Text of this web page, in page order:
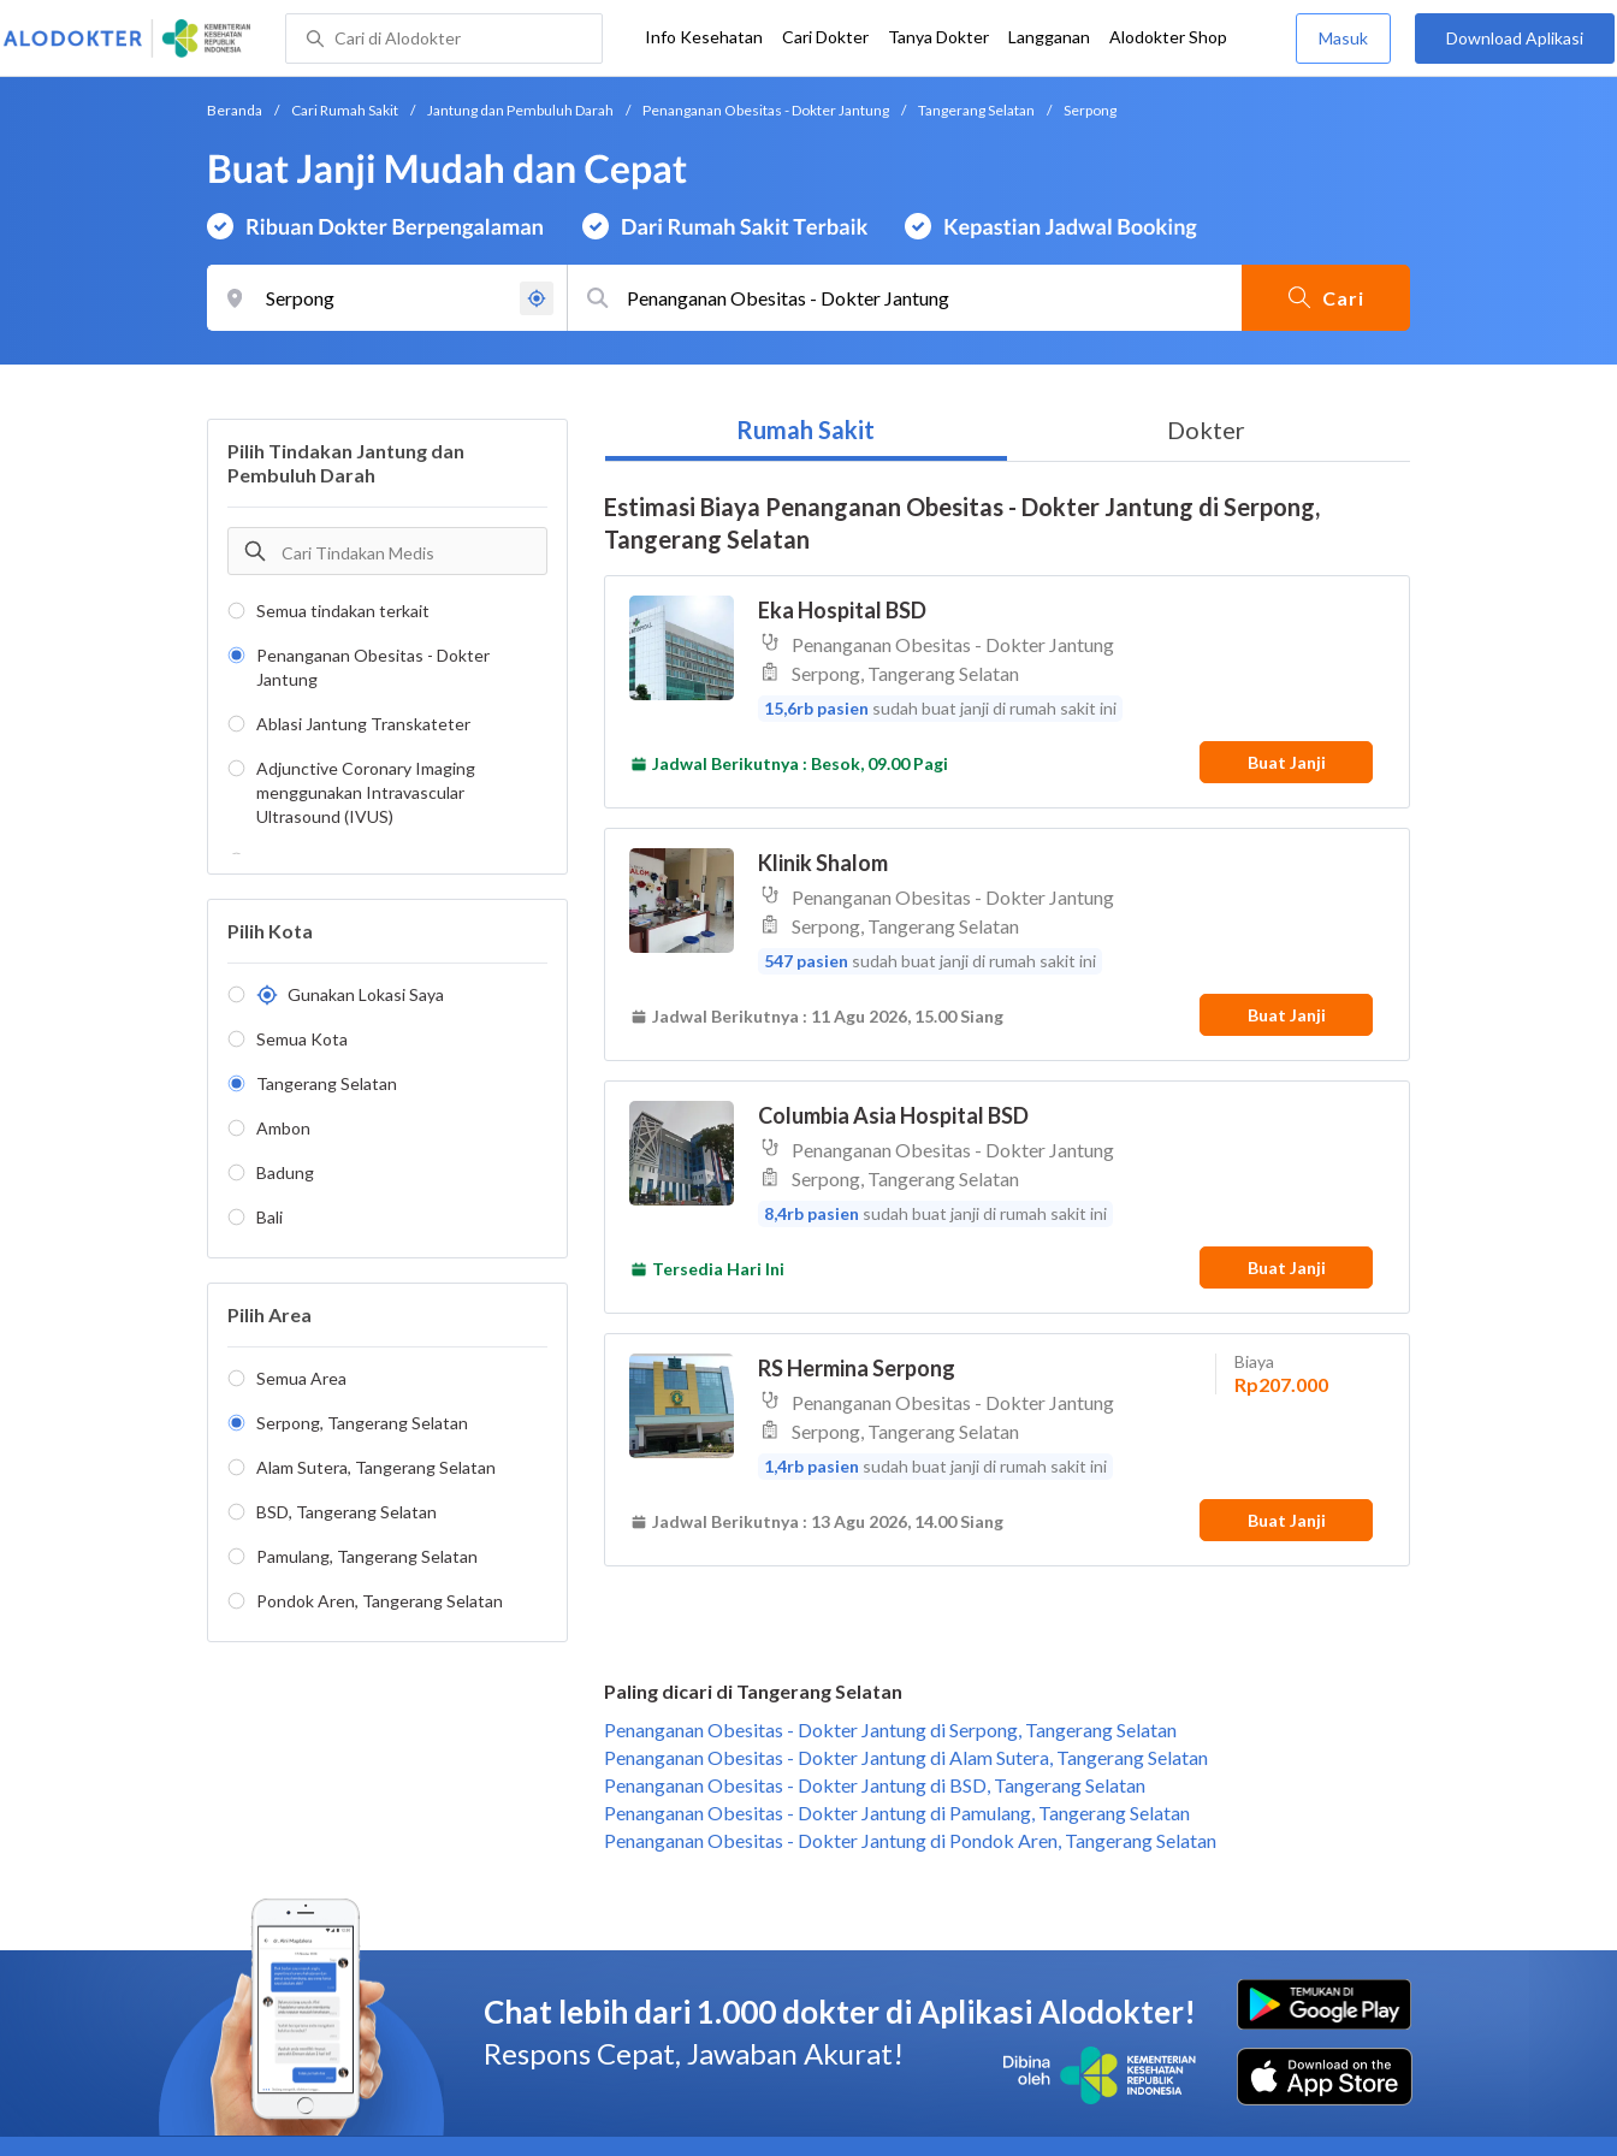
Paling dicari di Tangerang Selatan
Penanganan Obesitas - Dokter Jantung di Serpong, Tangerang Selatan
Penanganan Obesitas - Dokter Jantung di Alam Sutera, Tangerang Selatan
Penanganan Obesitas - Dokter Jantung di BSD, Tangerang Selatan
Penanganan Obesitas - Dokter Jantung di Pamulang, Tangerang Selatan
Penanganan Obesitas - Dokter Jantung di Pondok Aren, Tangerang Selatan